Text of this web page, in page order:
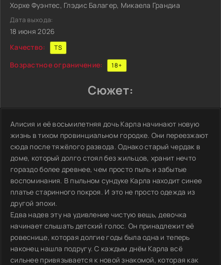
Хорхе Фуэнтес, Глэдис Балагер, Микаела Грандиа
Дата выхода:
18 июня 2026
Качество:
TS
Возрастное ограничение: 18+
Сюжет:
Алисия и её восьмилетняя дочь Карла начинают новую
жизнь в тихом провинциальном городке. Они переезжают
сюда после тяжёлого развода. Однако старый чердак в
доме, который долго стоял без жильцов, хранит нечто
гораздо более древнее, чем просто пыль и забытые
воспоминания. В пыльном сундуке Карла находит синее
платье старинного покроя. И это не просто одежда из
другой эпохи.
Едва надев эту на удивление чистую вещь, девочка
начинает слышать детский голос. Он принадлежит её
ровеснице, которая долгие годы была одна и теперь
наконец нашла подругу. С каждым днём Карла всё
сильнее привязывается к новой знакомой, которая как